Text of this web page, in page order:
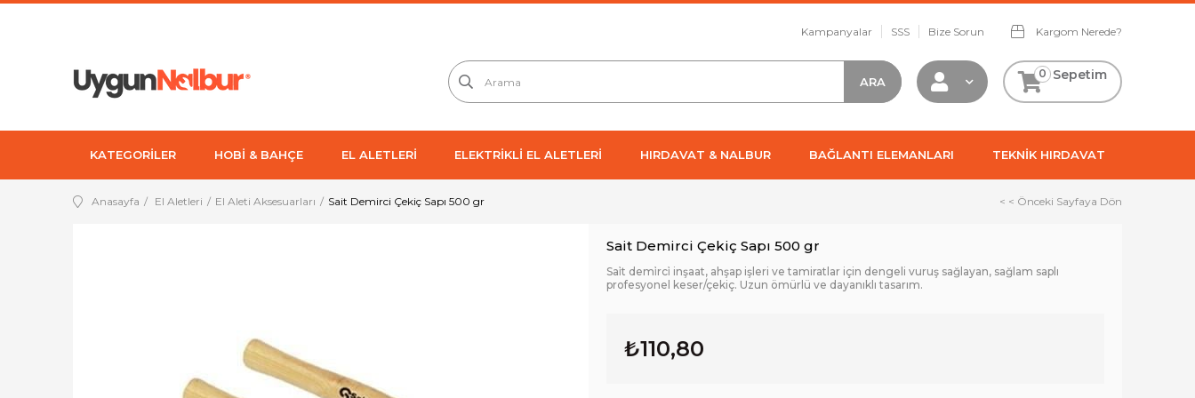
Kampanyalar SSS Bize Sorun Kargom Nerede?
Sepetim
0
KATEGORİLER HOBİ & BAHÇE EL ALETLERİ ELEKTRİKLİ EL ALETLERİ HIRDAVAT & NALBUR BAĞLANTI ELEMANLARI TEKNİK HIRDAVAT
Anasayfa El Aletleri El Aleti Aksesuarları Sait Demirci Çekiç Sapı 500 gr < < Önceki Sayfaya Dön
Sait Demirci Çekiç Sapı 500 gr
Sai̇t demi̇rci̇ inşaat, ahşap işleri ve tamiratlar için dengeli vuruş sağlayan, sağlam saplı
profesyonel keser/çekiç. Uzun ömürlü ve dayanıklı tasarım.
₺110,80